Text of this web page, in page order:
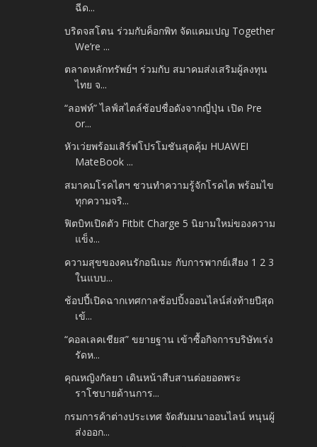
ฉีด...
บริดจสโตน ร่วมกับค็อกพิท จัดแคมเปญ Together
We’re ...
ตลาดหลักทรัพย์ฯ ร่วมกับ สมาคมส่งเสริมผู้ลงทุน
ไทย จ...
“ลอฟท์” ไลฟ์สไตล์ช้อปชื่อดังจากญี่ปุ่น เปิด Pre
or...
หัวเว่ยพร้อมเสิร์ฟโปรโมชันสุดคุ้ม HUAWEI
MateBook ...
สมาคมโรคไตฯ ชวนทำความรู้จักโรคไต พร้อมไข
ทุกความจริ...
ฟิตบิทเปิดตัว Fitbit Charge 5 นิยามใหม่ของความ
แข็ง...
ความสุขของคนรักอนิเมะ กับการพากย์เสียง 1 2 3
ในแบบ...
ช้อปปี้เปิดฉากเทศกาลช้อปปิ้งออนไลน์ส่งท้ายปีสุด
เข้...
“คอลเลคเชียส” ขยายฐาน เข้าซื้อกิจการบริษัทเร่ง
รัดห...
คุณหญิงกัลยา เดินหน้าสืบสานต่อยอดพระ
ราโชบายด้านการ...
กรมการค้าต่างประเทศ จัดสัมมนาออนไลน์ หนุนผู้
ส่งออก...